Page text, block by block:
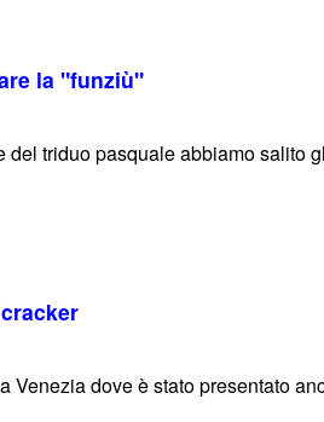
la "funziù"
triduo pasquale abbiamo salito
dove è stato presentato